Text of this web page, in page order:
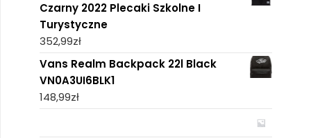
Czarny 2022 Plecaki Szkolne I
Turystyczne
352,99zł
Vans Realm Backpack 22l Black
VN0A3UI6BLK1
148,99zł